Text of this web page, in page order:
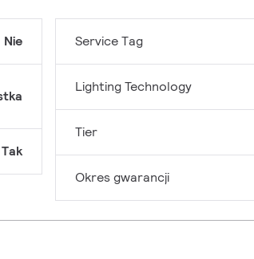
Nie
Tak
Service Tag
Lighting Technology
Tier
Okres gwarancji